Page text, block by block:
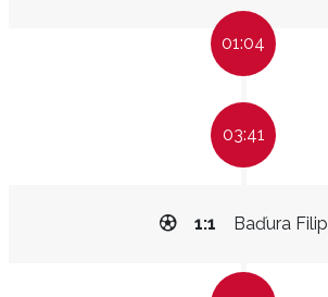
01:04
03:41
Baďura Filip
1:1